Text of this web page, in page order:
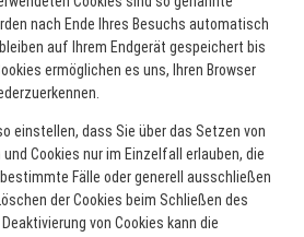
nach Ende Ihres Besuchs automatisch
auf Ihrem Endgerät gespeichert bis
ermöglichen es uns, Ihren Browser
einstellen, dass Sie über das Setzen von
Cookies nur im Einzelfall erlauben, die
Fälle oder generell ausschließen
der Cookies beim Schließen des
von Cookies kann die